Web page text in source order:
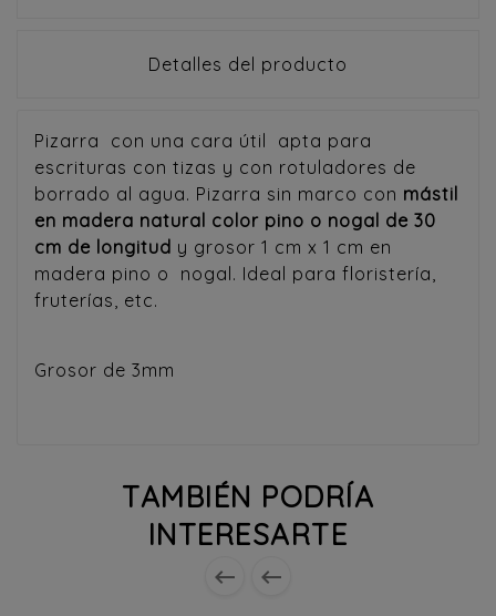
Detalles del producto
Pizarra con una cara útil apta para
escrituras con tizas y con rotuladores de
borrado al agua. Pizarra sin marco con mástil
en madera natural color pino o nogal de 30
cm de longitud y grosor 1 cm x 1 cm en
madera pino o nogal. Ideal para floristería,
fruterías, etc.
Grosor de 3mm
TAMBIÉN PODRÍA
INTERESARTE
 